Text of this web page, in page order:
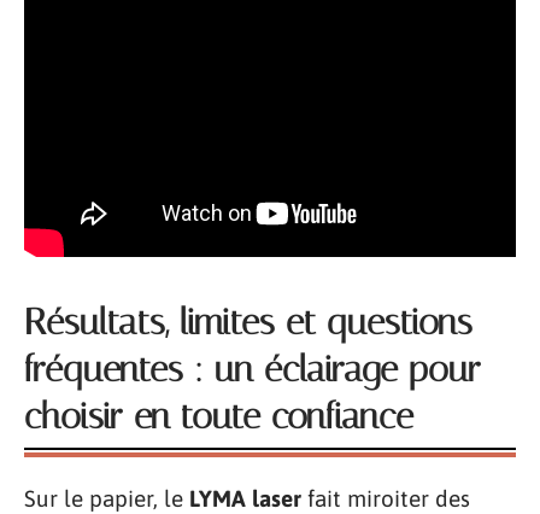
Résultats, limites et questions
fréquentes : un éclairage pour
choisir en toute confiance
Sur le papier, le LYMA laser fait miroiter des